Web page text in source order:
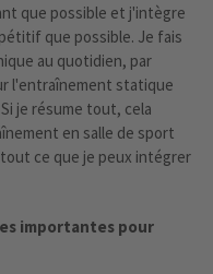
que possible et j'intègre
que possible. Je fais
au quotidien, par
l'entraînement statique
je résume tout, cela
en salle de sport
ce que je peux intégrer
importantes pour